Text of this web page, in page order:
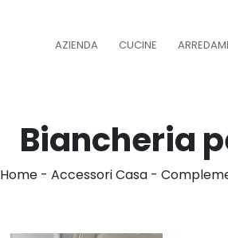
AZIENDA CUCINE
Biancheria
Home- Accessori Casa-